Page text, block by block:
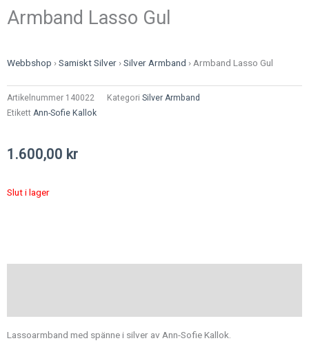
Armband Lasso Gul
Webbshop ›Samiskt Silver ›Silver Armband › Armband Lasso Gul
Artikelnummer 140022 Kategori Silver Armband
Etikett Ann-Sofie Kallok
1.600,00 kr
Slut i lager
Lassoarmband med spänne i silver av Ann-Sofie Kallok.